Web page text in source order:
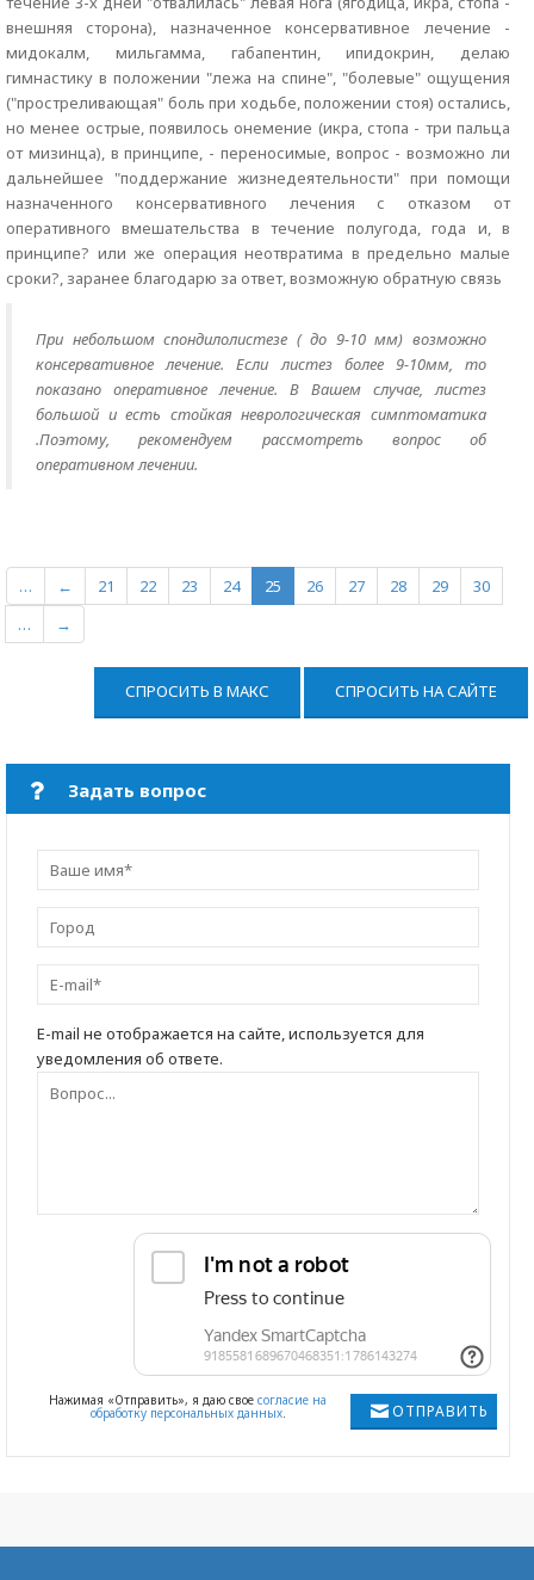
внешняя сторона), назначенное консервативное лечение -
мидокалм, мильгамма, габапентин, ипидокрин, делаю
гимнастику в положении "лежа на спине", "болевые" ощущения
("простреливающая" боль при ходьбе, положении стоя) остались,
но менее острые, появилось онемение (икра, стопа - три пальца
от мизинца), в принципе, - переносимые, вопрос - возможно ли
дальнейшее "поддержание жизнедеятельности" при помощи
назначенного консервативного лечения с отказом от
оперативного вмешательства в течение полугода, года и, в
принципе? или же операция неотвратима в предельно малые
сроки?, заранее благодарю за ответ, возможную обратную связь
При небольшом спондилолистезе ( до 9-10 мм) возможно
консервативное лечение. Если листез более 9-10мм, то
показано оперативное лечение. В Вашем случае, листез
большой и есть стойкая неврологическая симптоматика
.Поэтому, рекомендуем рассмотреть вопрос об
оперативном лечении.
… ← 21 22 23 24 25 26 27 28 29
30
…
→
СПРОСИТЬ В МАКС СПРОСИТЬ НА САЙТЕ
Задать вопрос
E-mail не отображается на сайте, используется для
уведомления об ответе.
ОТПРАВИТЬ
Нажимая «Отправить», я даю свое согласие на
обработку персональных данных.